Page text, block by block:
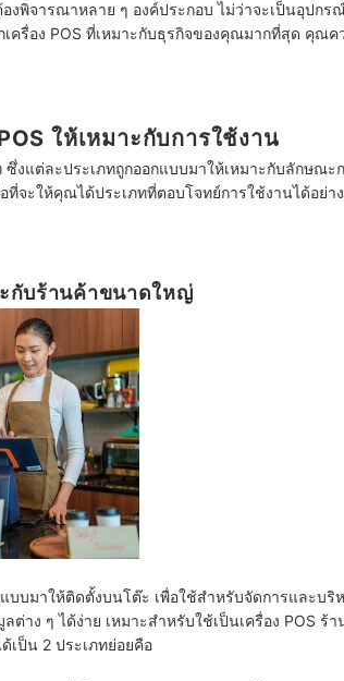
งพิจารณาหลาย ๆ องค์ประกอบ ไม่ว่าจะเป็นอุปกร
ครื่อง POS ที่เหมาะกับธุรกิจของคุณมากที่สุด คุณ
ให้เหมาะกับการใช้งาน
ซึ่งแต่ละประเภทถูกออกแบบมาให้เหมาะกับลักษณะ
ที่จะให้คุณได้ประเภทที่ตอบโจทย์การใช้งานได้อย่
ะกับร้านค้าขนาดใหญ่
แบบมาให้ติดตั้งบนโต๊ะ เพื่อใช้สำหรับจัดการและบ
าง ๆ ได้ง่าย เหมาะสำหรับใช้เป็นเครื่อง POS ร้
เป็น 2 ประเภทย่อยคือ